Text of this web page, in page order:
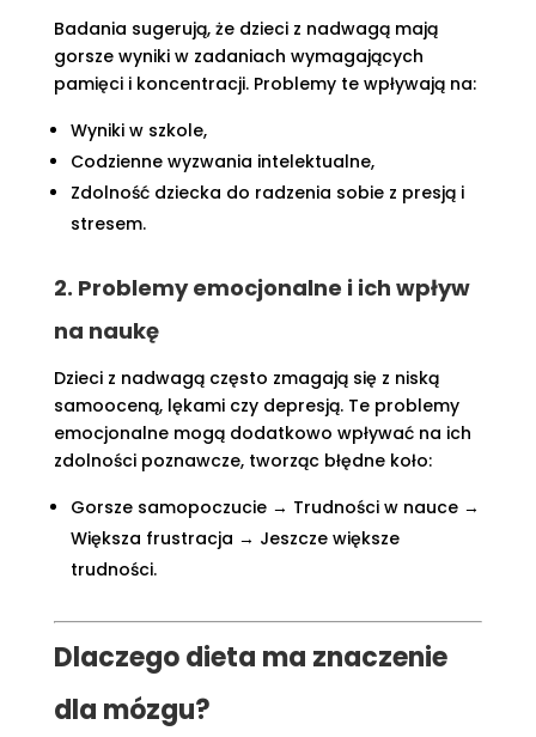
Badania sugerują, że dzieci z nadwagą mają
gorsze wyniki w zadaniach wymagających
pamięci i koncentracji. Problemy te wpływają na:
Wyniki w szkole,
Codzienne wyzwania intelektualne,
Zdolność dziecka do radzenia sobie z presją i
stresem.
2. Problemy emocjonalne i ich wpływ
na naukę
Dzieci z nadwagą często zmagają się z niską
samooceną, lękami czy depresją. Te problemy
emocjonalne mogą dodatkowo wpływać na ich
zdolności poznawcze, tworząc błędne koło:
Gorsze samopoczucie → Trudności w nauce →
Większa frustracja → Jeszcze większe
trudności.
Dlaczego dieta ma znaczenie
dla mózgu?